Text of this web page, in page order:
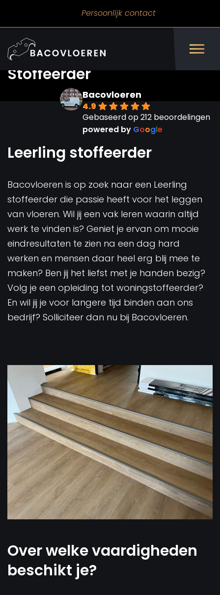
Persoonlijk contact
Vacature Leerling
Stoffeerder
Bacovloeren
4.9
Gebaseerd op 212 beoordelingen
powered by Google
Leerling stoffeerder
Bacovloeren is op zoek naar een Leerling
stoffeerder die passie heeft voor het leggen
van vloeren. Wil jij een vak leren waarin altijd
werk te vinden is? Geniet je ervan om mooie
eindresultaten te zien na een dag hard
werken en mensen daar heel erg blij mee te
maken? Ben jij het liefst met je handen bezig?
Volg je een opleiding tot woningstoffeerder?
En wil jij je voor langere tijd binden aan ons
bedrijf? Solliciteer dan nu bij Bacovloeren.
Over welke vaardigheden
beschikt je?